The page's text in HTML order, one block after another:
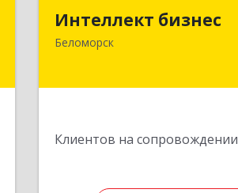
Интеллект бизнес
Беломорск
Клиентов на сопровождении